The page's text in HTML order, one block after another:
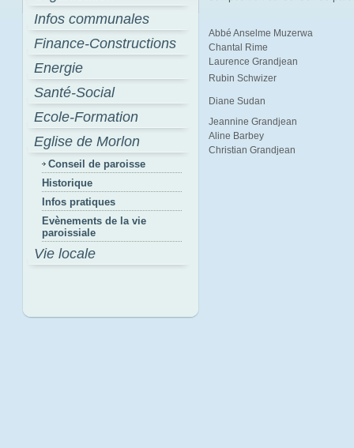
Infos communales
Finance-Constructions
Energie
Santé-Social
Ecole-Formation
Eglise de Morlon
Conseil de paroisse
Historique
Infos pratiques
Evènements de la vie
paroissiale
Vie locale
Abbé Anselme Muzerwa
Chantal Rime
Laurence Grandjean
Rubin Schwizer
Diane Sudan
Jeannine Grandjean
Aline Barbey
Christian Grandjean